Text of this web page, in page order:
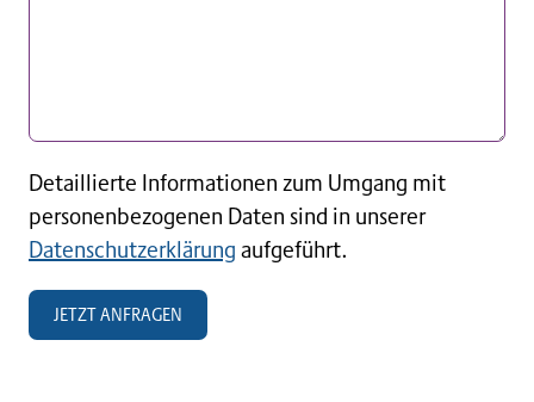
e
l
e
c
t
Detaillierte Informationen zum Umgang mit
personenbezogenen Daten sind in unserer
Datenschutzerklärungaufgeführt.
JETZT ANFRAGEN